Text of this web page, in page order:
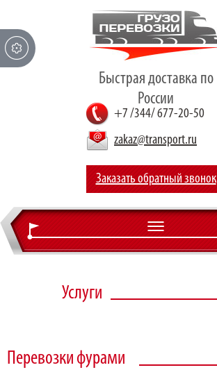
Быстрая доставка по
России
+7 /344/ 677-20-50
zakaz@transport.ru
Заказать обратный звонок
Документы
Услуги
Бортовой длинномер
Перевозки фурами